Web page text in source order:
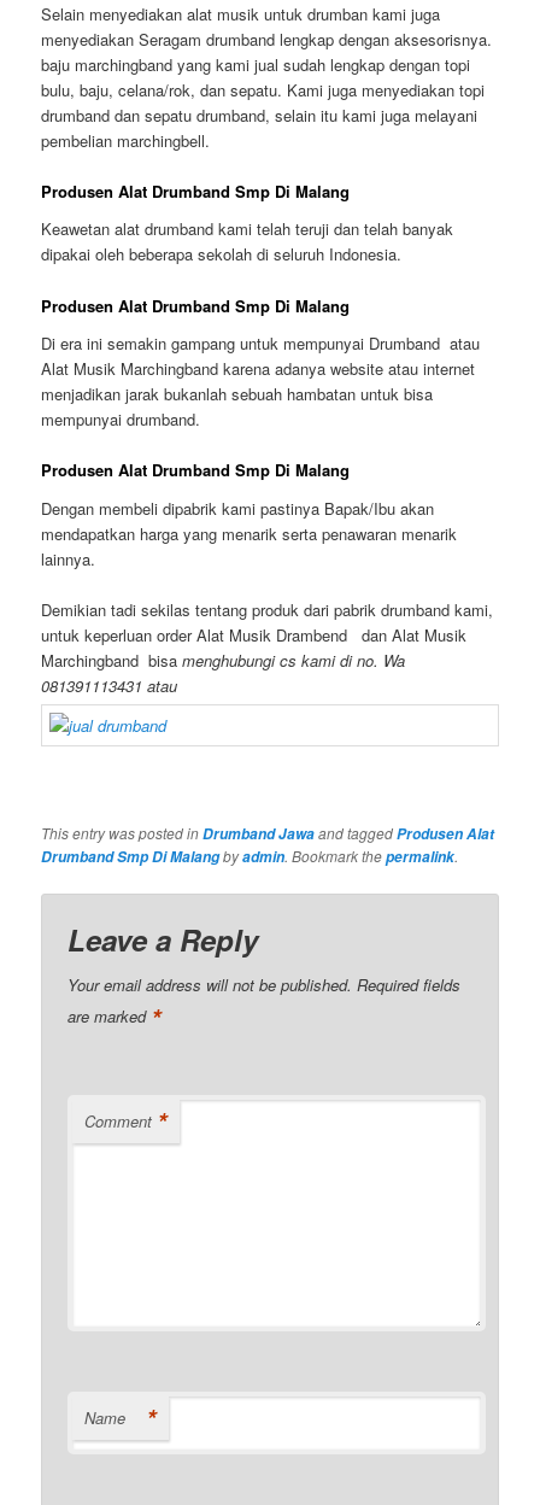
Selain menyediakan alat musik untuk drumban kami juga
menyediakan Seragam drumband lengkap dengan aksesorisnya.
baju marchingband yang kami jual sudah lengkap dengan topi
bulu, baju, celana/rok, dan sepatu. Kami juga menyediakan topi
drumband dan sepatu drumband, selain itu kami juga melayani
pembelian marchingbell.
Produsen Alat Drumband Smp Di Malang
Keawetan alat drumband kami telah teruji dan telah banyak
dipakai oleh beberapa sekolah di seluruh Indonesia.
Produsen Alat Drumband Smp Di Malang
Di era ini semakin gampang untuk mempunyai Drumband atau
Alat Musik Marchingband karena adanya website atau internet
menjadikan jarak bukanlah sebuah hambatan untuk bisa
mempunyai drumband.
Produsen Alat Drumband Smp Di Malang
Dengan membeli dipabrik kami pastinya Bapak/Ibu akan
mendapatkan harga yang menarik serta penawaran menarik
lainnya.
Demikian tadi sekilas tentang produk dari pabrik drumband kami,
untuk keperluan order Alat Musik Drambend dan Alat Musik
Marchingband bisamenghubungi cs kami di no. Wa
081391113431 atau
This entry was posted inDrumband Jawaand taggedProdusen Alat
Drumband Smp Di Malangbyadmin. Bookmark thepermalink.
Leave a Reply
Your email address will not be published. Required fields
are marked *
Comment *
Name *